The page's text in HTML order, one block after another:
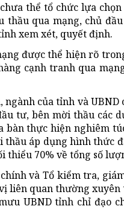
thể tổ chức lựa
thầu qua mạng, chủ
xem xét, quyết định.
được thể hiện rõ
cạnh tranh qua
ngành của tỉnh và
tư, bên mời thầu các
bàn thực hiện nghiêm
thầu áp dụng hình thức
thiểu 70% về tổng số
và Tổ kiểm tra,
liên quan thường
UBND tỉnh chỉ đạo